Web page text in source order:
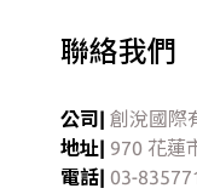
聯絡我們
公司| 創涗國際
地址| 970 花蓮
電話| 03-